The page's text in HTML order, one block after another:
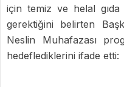
için temiz ve helal gıda
gerektiğini belirten
Neslin Muhafazası
hedeflediklerini ifade etti: